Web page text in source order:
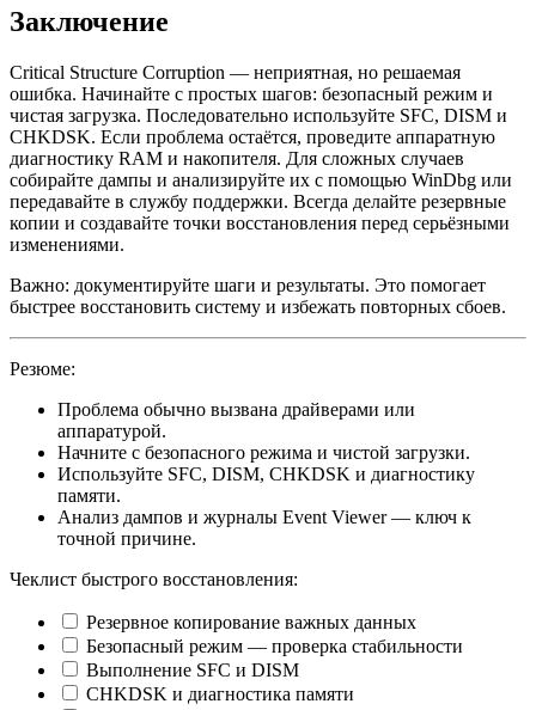
Заключение
Critical Structure Corruption — неприятная, но решаемая
ошибка. Начинайте с простых шагов: безопасный режим и
чистая загрузка. Последовательно используйте SFC, DISM и
CHKDSK. Если проблема остаётся, проведите аппаратную
диагностику RAM и накопителя. Для сложных случаев
собирайте дампы и анализируйте их с помощью WinDbg или
передавайте в службу поддержки. Всегда делайте резервные
копии и создавайте точки восстановления перед серьёзными
изменениями.
Важно: документируйте шаги и результаты. Это помогает
быстрее восстановить систему и избежать повторных сбоев.
Резюме:
Проблема обычно вызвана драйверами или
аппаратурой.
Начните с безопасного режима и чистой загрузки.
Используйте SFC, DISM, CHKDSK и диагностику
памяти.
Анализ дампов и журналы Event Viewer — ключ к
точной причине.
Чеклист быстрого восстановления:
Резервное копирование важных данных
Безопасный режим — проверка стабильности
Выполнение SFC и DISM
CHKDSK и диагностика памяти